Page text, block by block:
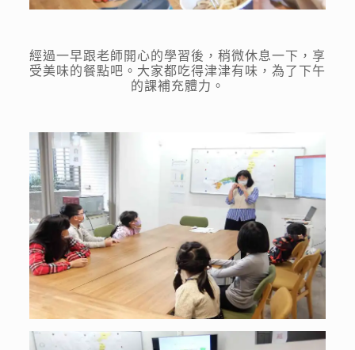
經過一早跟老師開心的學習後，稍微休息一下，享
受美味的餐點吧。大家都吃得津津有味，為了下午
的課補充體力。